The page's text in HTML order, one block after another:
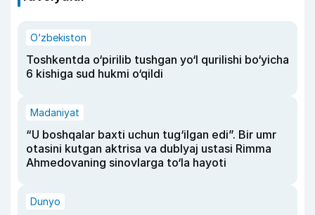
O‘zbekiston
Toshkentda o‘pirilib tushgan yo‘l qurilishi bo‘yicha
6 kishiga sud hukmi o‘qildi
Madaniyat
“U boshqalar baxti uchun tug‘ilgan edi”. Bir umr
otasini kutgan aktrisa va dublyaj ustasi Rimma
Ahmedovaning sinovlarga to‘la hayoti
Dunyo